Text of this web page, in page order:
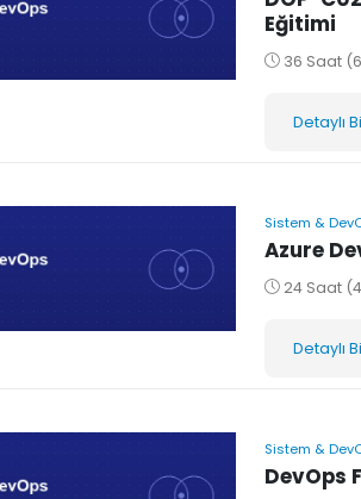
Eğitimi
36 Saat
Detaylı
Sistem &
Azure
24 Saat
Detaylı
Sistem &
DevOps